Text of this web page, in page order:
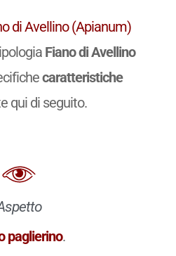
di Avellino (Apianum)
Fiano di Avellino
caratteristiche
qui di seguito.
paglierino.